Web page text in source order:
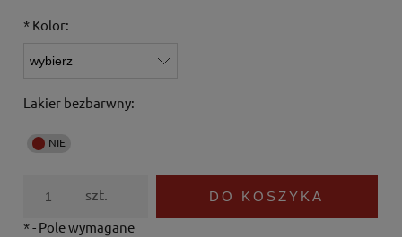
* Kolor:
Lakier bezbarwny:
szt. DO KOSZYKA
*- Pole wymagane